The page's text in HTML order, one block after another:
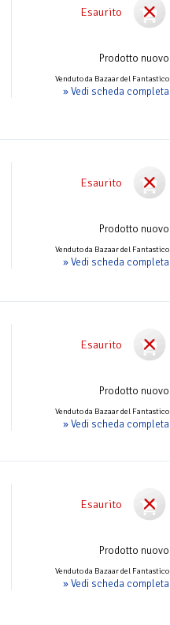
Esaurito
Prodotto nuovo
Venduto da Bazaar del Fantastico
» Vedi scheda completa
Esaurito
Prodotto nuovo
Venduto da Bazaar del Fantastico
» Vedi scheda completa
Esaurito
Prodotto nuovo
Venduto da Bazaar del Fantastico
» Vedi scheda completa
Esaurito
Prodotto nuovo
Venduto da Bazaar del Fantastico
» Vedi scheda completa